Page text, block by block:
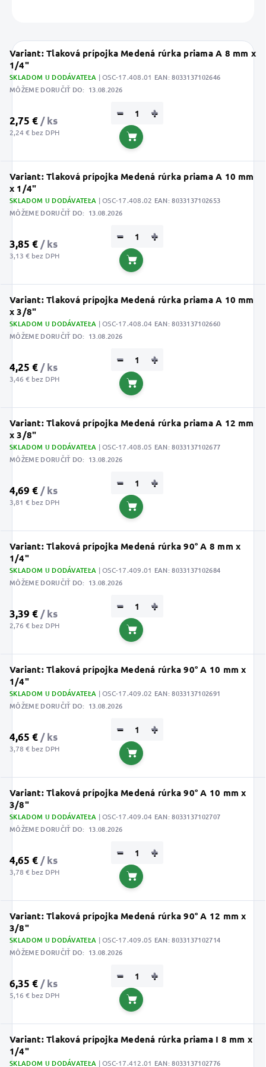
Variant: Tlaková prípojka Medená rúrka priama A 8 mm x
1/4"
SKLADOM U DODÁVATEĽA | OSC-17.408.01 EAN:8033137102646
MÔŽEME DORUČIŤ DO: 13.08.2026
2,75 € / ks
2,24 € bez DPH
+
−
Do košíka
Variant: Tlaková prípojka Medená rúrka priama A 10 mm
x 1/4"
SKLADOM U DODÁVATEĽA | OSC-17.408.02 EAN:8033137102653
MÔŽEME DORUČIŤ DO: 13.08.2026
3,85 € / ks
3,13 € bez DPH
+
−
Do košíka
Variant: Tlaková prípojka Medená rúrka priama A 10 mm
x 3/8"
SKLADOM U DODÁVATEĽA | OSC-17.408.04 EAN:8033137102660
MÔŽEME DORUČIŤ DO: 13.08.2026
4,25 € / ks
3,46 € bez DPH
+
−
Do košíka
Variant: Tlaková prípojka Medená rúrka priama A 12 mm
x 3/8"
SKLADOM U DODÁVATEĽA | OSC-17.408.05 EAN:8033137102677
MÔŽEME DORUČIŤ DO: 13.08.2026
4,69 € / ks
3,81 € bez DPH
+
−
Do košíka
Variant: Tlaková prípojka Medená rúrka 90° A 8 mm x
1/4"
SKLADOM U DODÁVATEĽA | OSC-17.409.01 EAN:8033137102684
MÔŽEME DORUČIŤ DO: 13.08.2026
3,39 € / ks
2,76 € bez DPH
+
−
Do košíka
Variant: Tlaková prípojka Medená rúrka 90° A 10 mm x
1/4"
SKLADOM U DODÁVATEĽA | OSC-17.409.02 EAN:8033137102691
MÔŽEME DORUČIŤ DO: 13.08.2026
4,65 € / ks
3,78 € bez DPH
+
−
Do košíka
Variant: Tlaková prípojka Medená rúrka 90° A 10 mm x
3/8"
SKLADOM U DODÁVATEĽA | OSC-17.409.04 EAN:8033137102707
MÔŽEME DORUČIŤ DO: 13.08.2026
4,65 € / ks
3,78 € bez DPH
+
−
Do košíka
Variant: Tlaková prípojka Medená rúrka 90° A 12 mm x
3/8"
SKLADOM U DODÁVATEĽA | OSC-17.409.05 EAN:8033137102714
MÔŽEME DORUČIŤ DO: 13.08.2026
6,35 € / ks
5,16 € bez DPH
+
−
Do košíka
Variant: Tlaková prípojka Medená rúrka priama I 8 mm x
1/4"
SKLADOM U DODÁVATEĽA | OSC-17.412.01 EAN:8033137102776